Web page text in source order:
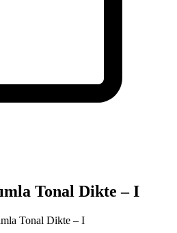
Tonal Dikte – I
Tonal Dikte – I